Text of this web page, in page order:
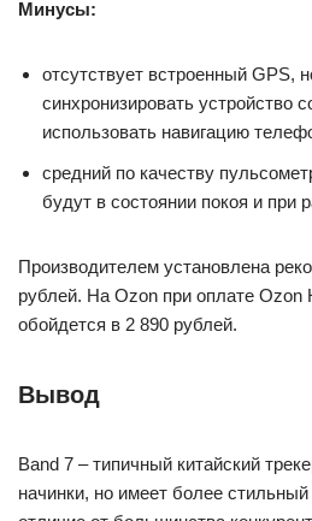
Минусы:
отсутствует встроенный GPS,
синхронизировать устройство
использовать навигацию
средний по качеству
будут в состоянии покоя и при
Производителем установлена
рублей. На Ozon при оплате Ozon
обойдется в 2 890 рублей.
Вывод
Band 7 – типичный китайский
начинки, но имеет более